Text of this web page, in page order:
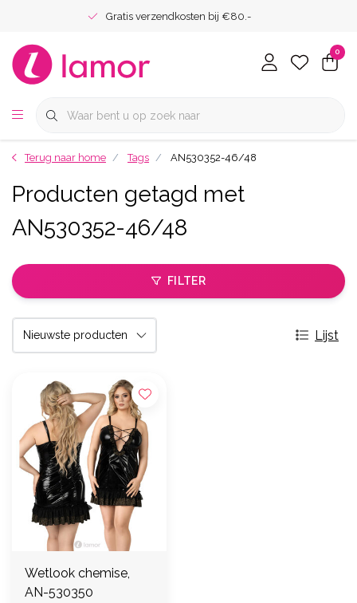
Gratis verzendkosten bij €80.-
0
Terug naar home Tags AN530352-46/48
Producten getagd met
AN530352-46/48
FILTER
Lijst
Wetlook chemise,
AN-530350